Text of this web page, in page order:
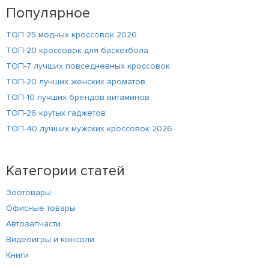
Популярное
ТОП 25 модных кроссовок 2026
ТОП-20 кроссовок для баскетбола
ТОП-7 лучших повседневных кроссовок
ТОП-20 лучших женских ароматов
ТОП-10 лучших брендов витаминов
ТОП-26 крутых гаджетов
ТОП-40 лучших мужских кроссовок 2026
Категории статей
Зоотовары
Офисные товары
Автозапчасти
Видеоигры и консоли
Книги